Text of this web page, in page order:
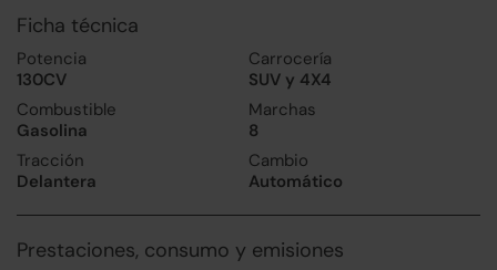
Ficha técnica
Potencia
130CV
Carrocería
SUV y 4X4
Combustible
Gasolina
Marchas
8
Tracción
Delantera
Cambio
Automático
Prestaciones, consumo y emisiones